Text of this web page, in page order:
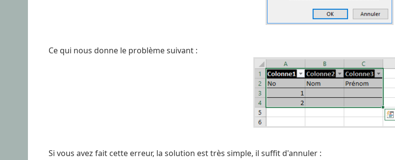
Ce qui nous donne le problème suivant :
Si vous avez fait cette erreur, la solution est très simple, il suffit d'annuler :